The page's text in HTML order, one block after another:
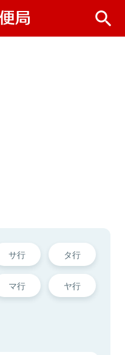
サ行 タ行
マ行 ヤ行